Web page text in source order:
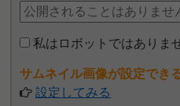
私はロボットではありま
サムネイル画像が設定でき
設定してみる